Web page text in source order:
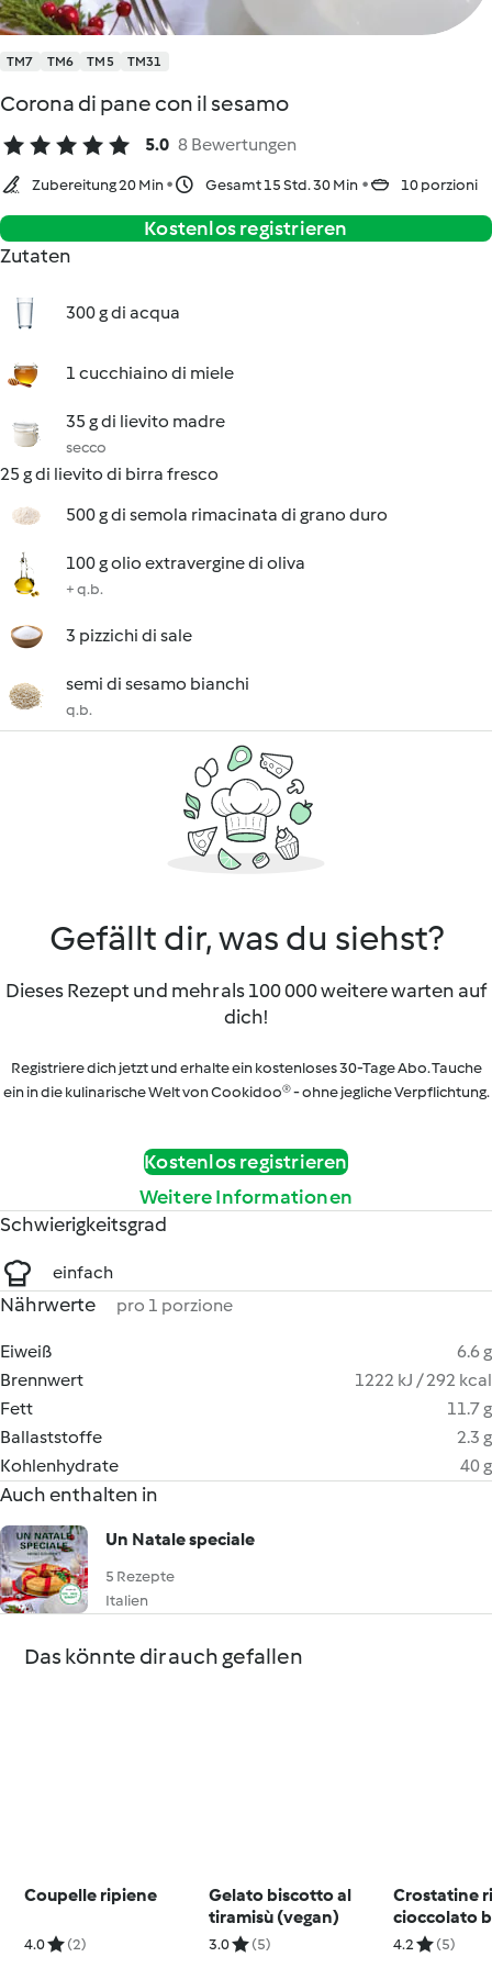
TM7 TM6 TM5 TM31
Corona di pane con il sesamo
5.0 8 Bewertungen
Zubereitung 20 Min Gesamt 15 Std. 30 Min 10 porzioni
Kostenlos registrieren
Zutaten
300 g di acqua
1 cucchiaino di miele
35 g di lievito madre
secco
25 g di lievito di birra fresco
500 g di semola rimacinata di grano duro
100 g olio extravergine di oliva
+ q.b.
3 pizzichi di sale
semi di sesamo bianchi
q.b.
Gefällt dir, was du siehst?
Dieses Rezept und mehr als 100 000 weitere warten auf
dich!
Registriere dich jetzt und erhalte ein kostenloses 30-Tage Abo. Tauche
ein in die kulinarische Welt von Cookidoo® - ohne jegliche Verpflichtung.
Kostenlos registrieren
Weitere Informationen
Schwierigkeitsgrad
einfach
Nährwerte pro 1 porzione
Eiweiß
6.6 g
Brennwert
1222 kJ / 292 kcal
Fett
11.7 g
Ballaststoffe
2.3 g
Kohlenhydrate
40 g
Auch enthalten in
Un Natale speciale
5 Rezepte
Italien
Das könnte dir auch gefallen
Coupelle ripiene
4.0 (2)
Gelato biscotto al
tiramisù (vegan)
3.0 (5)
Crostatine
cioccolato
4.2 (5)